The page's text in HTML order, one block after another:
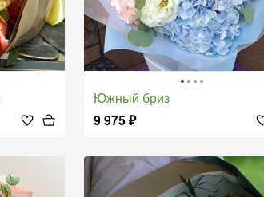
Южный бриз
9 975₽